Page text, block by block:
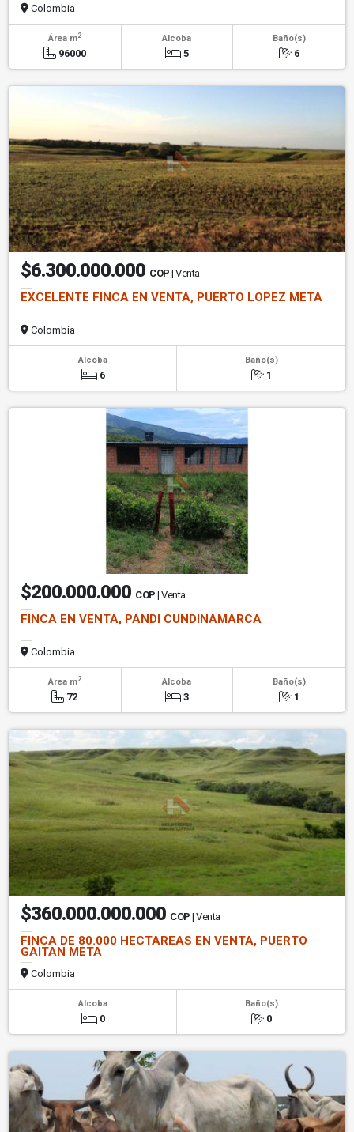
Colombia
Área m2
96000
Alcoba
5
Baño(s)
6
$6.300.000.000 COP | Venta
EXCELENTE FINCA EN VENTA, PUERTO LOPEZ META
Colombia
Alcoba
6
Baño(s)
1
$200.000.000 COP | Venta
FINCA EN VENTA, PANDI CUNDINAMARCA
Colombia
Área m2
72
Alcoba
3
Baño(s)
1
$360.000.000.000 COP | Venta
FINCA DE 80.000 HECTAREAS EN VENTA, PUERTO
GAITAN META
Colombia
Alcoba
0
Baño(s)
0